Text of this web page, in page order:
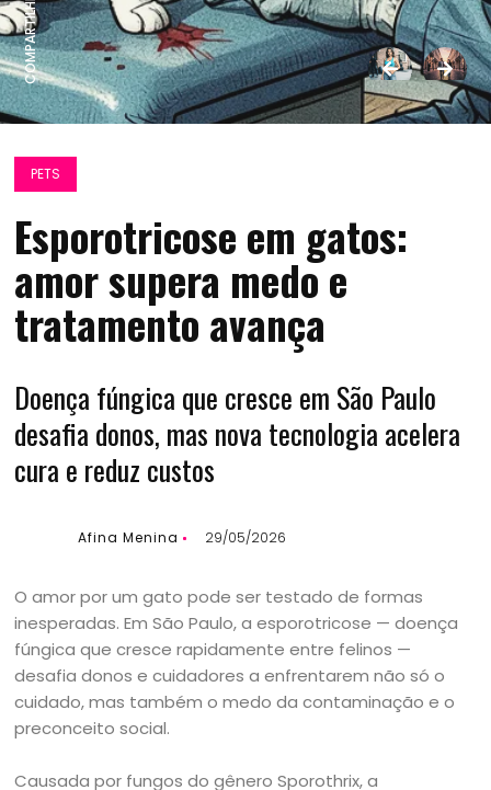
COMPARTILHE:
PETS
Esporotricose em gatos:
amor supera medo e
tratamento avança
Doença fúngica que cresce em São Paulo
desafia donos, mas nova tecnologia acelera
cura e reduz custos
Afina Menina 29/05/2026
O amor por um gato pode ser testado de formas
inesperadas. Em São Paulo, a esporotricose — doença
fúngica que cresce rapidamente entre felinos —
desafia donos e cuidadores a enfrentarem não só o
cuidado, mas também o medo da contaminação e o
preconceito social.
Causada por fungos do gênero Sporothrix, a